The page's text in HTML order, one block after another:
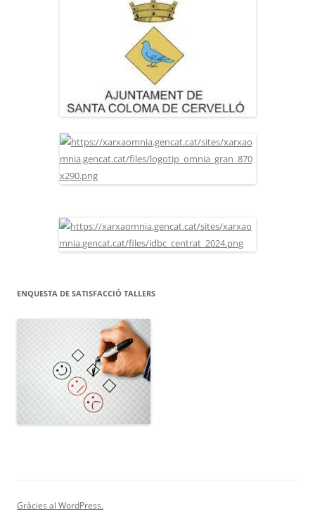
ENQUESTA DE SATISFACCIÓ TALLERS
Gràcies al WordPress.